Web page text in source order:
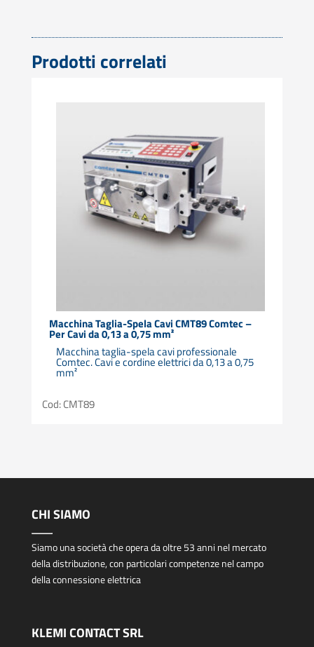
Prodotti correlati
Macchina Taglia-Spela Cavi CMT89 Comtec –
Per Cavi da 0,13 a 0,75 mm²
Macchina taglia-spela cavi professionale
Comtec. Cavi e cordine elettrici da 0,13 a 0,75
mm²
Cod: CMT89
CHI SIAMO
Siamo una società che opera da oltre 53 anni nel mercato
della distribuzione, con particolari competenze nel campo
della connessione elettrica
KLEMI CONTACT SRL